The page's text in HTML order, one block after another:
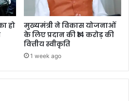
हो
मुख्यमंत्री ने विकास योजनाओं
के लिए प्रदान की ₹14 करोड़ की
वित्तीय स्वीकृति
1 week ago